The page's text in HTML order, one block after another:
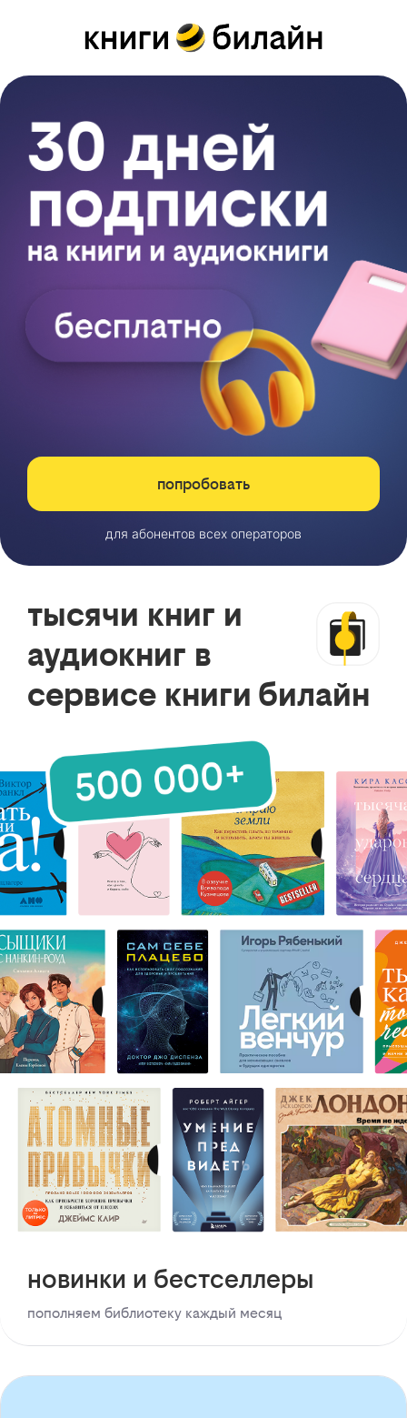
попробовать
для абонентов всех операторов
тысячи книг и
аудиокниг в
сервисе книги билайн
новинки и бестселлеры
пополняем библиотеку каждый месяц